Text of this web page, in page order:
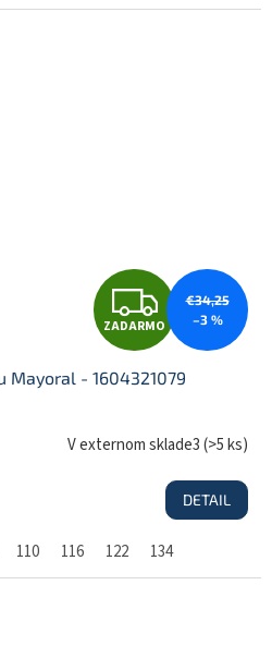
R
Z
A
D
A
R
ZADARMO
€34,25
–3 %
Mayoral - 1604321079
V externom sklade3(>5 ks)
DETAIL
110 116 122 134